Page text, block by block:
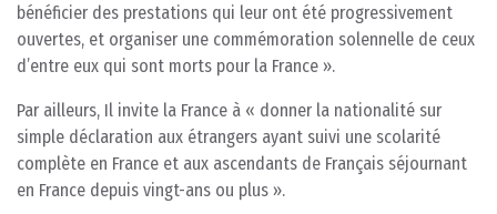
bénéficier des prestations qui leur ont été progressivement
ouvertes, et organiser une commémoration solennelle de ceux
d’entre eux qui sont morts pour la France ».
Par ailleurs, Il invite la France à « donner la nationalité sur
simple déclaration aux étrangers ayant suivi une scolarité
complète en France et aux ascendants de Français séjournant
en France depuis vingt-ans ou plus ».